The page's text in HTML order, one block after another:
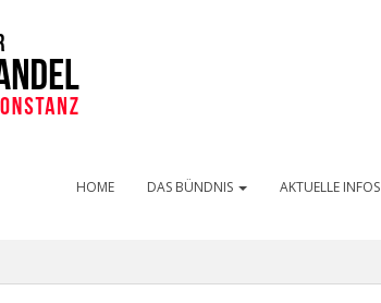
HOME DAS BÜNDNIS AKTUELLE INFOS